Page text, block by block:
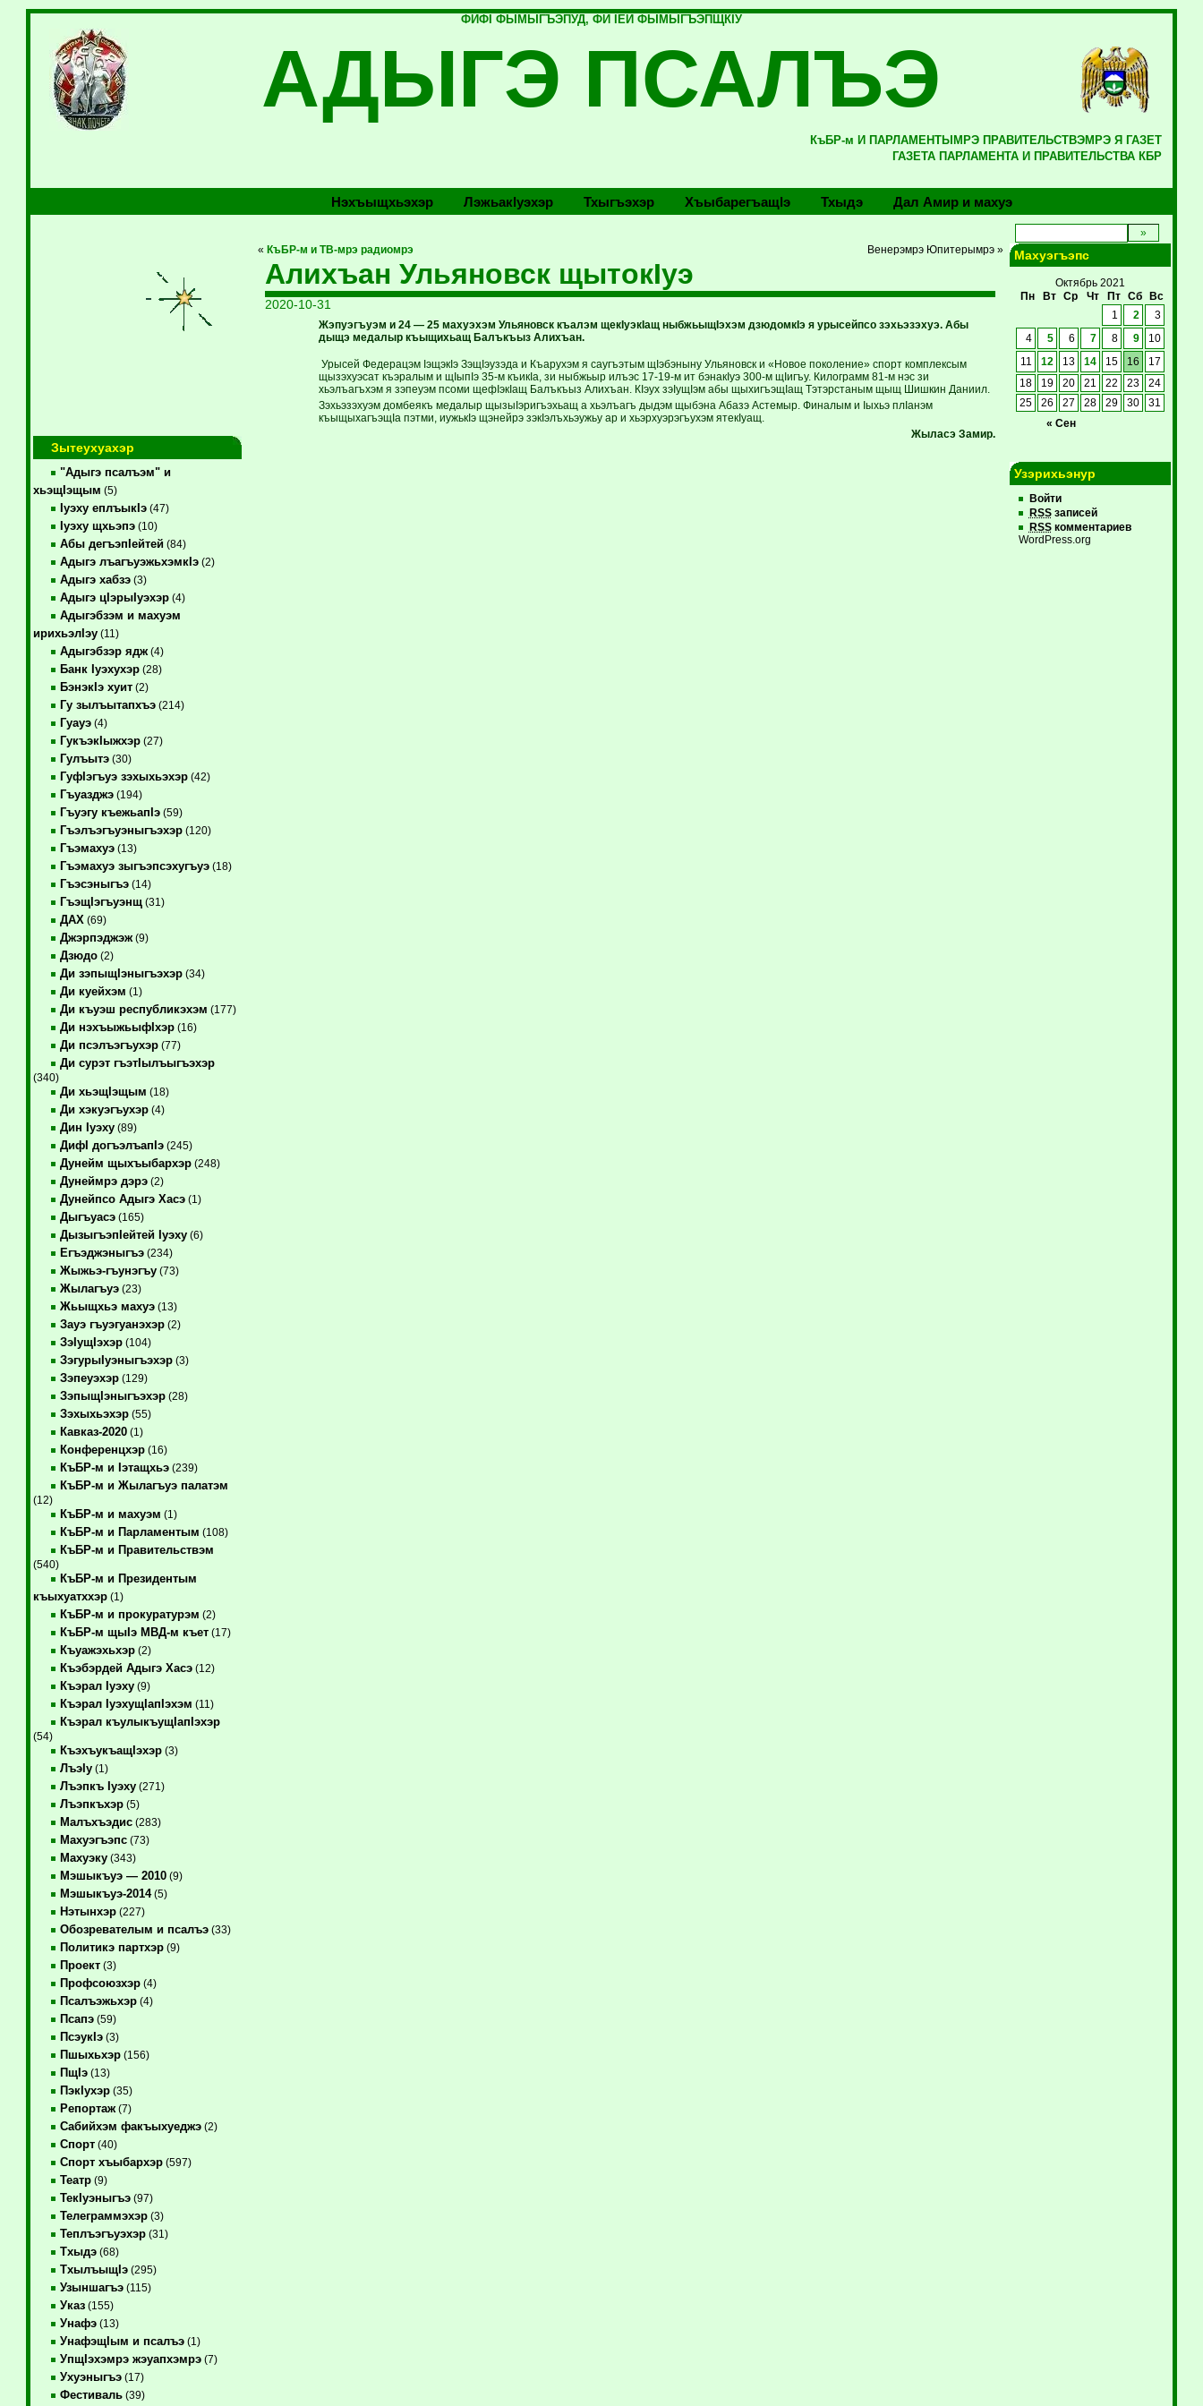
ФИФI ФЫМЫГЪЭПУД, ФИ IЕЙ ФЫМЫГЪЭПЩКIУ
АДЫГЭ ПСАЛЪЭ
КъБР-м И ПАРЛАМЕНТЫМРЭ ПРАВИТЕЛЬСТВЭМРЭ Я ГАЗЕТ
ГАЗЕТА ПАРЛАМЕНТА И ПРАВИТЕЛЬСТВА КБР
Нэхъыщхьэхэр Лэжьакlуэхэр Тхыгъэхэр Хъыбарегъащlэ Тхыдэ Дал Амир и махуэ
Зытеухуахэр
"Адыгэ псалъэм" и
хьэщIэщым (5)
Iуэху еплъыкIэ(47)
Iуэху щхьэпэ(10)
Абы дегъэпIейтей(84)
Адыгэ лъагъуэжьхэмкIэ(2)
Адыгэ хабзэ(3)
Адыгэ цIэрыIуэхэр(4)
Адыгэбзэм и махуэм
ирихьэлIэу(11)
Адыгэбзэр ядж(4)
Банк Iуэхухэр(28)
БэнэкIэ хуит(2)
Гу зылъытапхъэ(214)
Гуауэ(4)
ГукъэкIыжхэр(27)
Гулъытэ(30)
ГуфIэгъуэ зэхыхьэхэр(42)
Гъуазджэ(194)
Гъуэгу къежьапIэ(59)
Гъэлъэгъуэныгъэхэр(120)
Гъэмахуэ(13)
Гъэмахуэ зыгъэпсэхугъуэ(18)
Гъэсэныгъэ(14)
ГъэщIэгъуэнщ(31)
ДАХ (69)
Джэрпэджэж(9)
Дзюдо(2)
Ди зэпыщIэныгъэхэр(34)
Ди куейхэм (1)
Ди къуэш республикэхэм (177)
Ди нэхъыжьыфIхэр(16)
Ди псэлъэгъухэр(77)
Ди сурэт гъэтIылъыгъэхэр
(340)
Ди хьэщIэщым (18)
Ди хэкуэгъухэр(4)
Дин Iуэху(89)
ДифI догъэлъапIэ(245)
Дунейм щыхъыбархэр(248)
Дунеймрэ дэрэ(2)
Дунейпсо Адыгэ Хасэ(1)
Дыгъуасэ(165)
ДызыгъэпIейтей Iуэху(6)
Егъэджэныгъэ(234)
Жыжьэ-гъунэгъу(73)
Жылагъуэ(23)
Жьыщхьэ махуэ(13)
Зауэ гъуэгуанэхэр(2)
ЗэIущIэхэр(104)
ЗэгурыIуэныгъэхэр(3)
Зэпеуэхэр(129)
ЗэпыщIэныгъэхэр(28)
Зэхыхьэхэр(55)
Кавказ-2020(1)
Конференцхэр(16)
КъБР-м и Iэтащхьэ(239)
КъБР-м и Жылагъуэ палатэм
(12)
КъБР-м и махуэм (1)
КъБР-м и Парламентым (108)
КъБР-м и Правительствэм
(540)
КъБР-м и Президентым
къыхуатххэр(1)
КъБР-м и прокуратурэм (2)
КъБР-м щыIэ МВД-м къет(17)
Къуажэхьхэр(2)
Къэбэрдей Адыгэ Хасэ(12)
Къэрал Iуэху(9)
Къэрал IуэхущIапIэхэм (11)
Къэрал къулыкъущIапIэхэр
(54)
КъэхъукъащIэхэр(3)
ЛъэIу(1)
Лъэпкъ Iуэху(271)
Лъэпкъхэр(5)
Малъхъэдис(283)
Махуэгъэпс(73)
Махуэку(343)
Мэшыкъуэ — 2010(9)
Мэшыкъуэ-2014(5)
Нэтынхэр(227)
Обозревателым и псалъэ(33)
Политикэ партхэр(9)
Проект(3)
Профсоюзхэр(4)
Псалъэжьхэр(4)
Псапэ(59)
ПсэукIэ(3)
Пшыхьхэр(156)
ПщIэ(13)
ПэкIухэр(35)
Репортаж(7)
Сабийхэм факъыхуеджэ(2)
Спорт(40)
Спорт хъыбархэр(597)
Театр(9)
ТекIуэныгъэ(97)
Телеграммэхэр(3)
Теплъэгъуэхэр(31)
Тхыдэ(68)
ТхылъыщIэ(295)
Узыншагъэ(115)
Указ(155)
Унафэ(13)
УнафэщIым и псалъэ(1)
УпщIэхэмрэ жэуапхэмрэ(7)
Ухуэныгъэ(17)
Фестиваль(39)
« КъБР-м и ТВ-мрэ радиомрэ Венерэмрэ Юпитерымрэ »
Алихъан Ульяновск щытокIуэ
2020-10-31
Жэпуэгъуэм и 24 — 25 махуэхэм Ульяновск къалэм щекIуэкIащ ныбжьыщIэхэм дзюдомкIэ я урысейпсо зэхьэзэхуэ. Абы
дыщэ медалыр къыщихьащ Балъкъыз Алихъан.
Урысей Федерацэм IэщэкIэ ЗэщIэузэда и Къарухэм я саугъэтым щIэбэныну Ульяновск и «Новое поколение» спорт комплексым
щызэхуэсат къэралым и щIыпIэ 35-м къикIа, зи ныбжьыр илъэс 17-19-м ит бэнакIуэ 300-м щIигъу. Килограмм 81-м нэс зи
хьэлъагъхэм я зэпеуэм псоми щефIэкIащ Балъкъыз Алихъан. КIэух зэIущIэм абы щыхигъэщIащ Тэтэрстаным щыщ Шишкин Даниил.
Зэхьэзэхуэм домбеякъ медалыр щызыIэригъэхьащ а хьэлъагъ дыдэм щыбэна Абазэ Астемыр. Финалым и Iыхьэ плIанэм
къыщыхагъэщIа пэтми, иужькIэ щэнейрэ зэкIэлъхьэужьу ар и хьэрхуэрэгъухэм ятекIуащ.
Жыласэ Замир.
Махуэгъэпс
Октябрь 2021
Пн
Вт Ср Чт Пт Сб Вс
« Сен
1 2 3
4 5 6 7 8 9 10
11 12 13 14 15 16
17
18
19 20 21 22 23
24
25
26 27 28 29 30 31
Узэрихьэнур
Войти
RSSзаписей
RSSкомментариев
WordPress.org